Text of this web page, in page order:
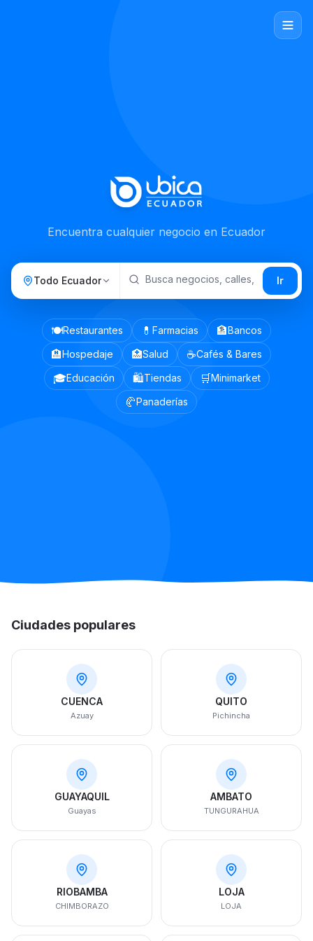
Encuentra cualquier negocio en Ecuador
Todo Ecuador Ir
🍽️Restaurantes 💊 Farmacias 🏦Bancos
🏨Hospedaje 🏥Salud ☕Cafés & Bares
🎓Educación 🛍️Tiendas 🛒Minimarket
🥐Panaderías
Ciudades populares
CUENCA
Azuay
QUITO
Pichincha
GUAYAQUIL
Guayas
AMBATO
TUNGURAHUA
RIOBAMBA
CHIMBORAZO
LOJA
LOJA